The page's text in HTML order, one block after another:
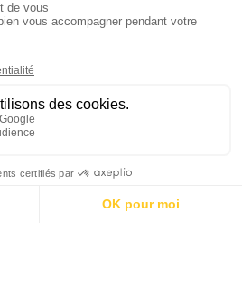
pour les statistiques et pour
En cliquant sur Accepter, vous
de confidentialité
Accepter